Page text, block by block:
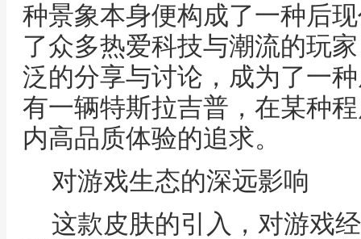
种景象本身便构成了一种后
了众多热爱科技与潮流的玩
泛的分享与讨论，成为了一
有一辆特斯拉吉普，在某种
内高品质体验的追求。
对游戏生态的深远影响
这款皮肤的引入，对游戏